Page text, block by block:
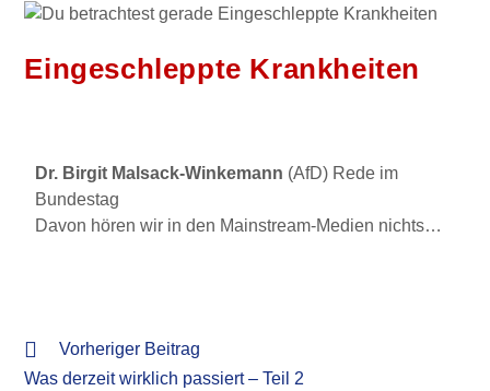
Eingeschleppte Krankheiten
Dr. Birgit Malsack-Winkemann (AfD) Rede im
Bundestag
Davon hören wir in den Mainstream-Medien nichts…
Vorheriger Beitrag
Was derzeit wirklich passiert – Teil 2